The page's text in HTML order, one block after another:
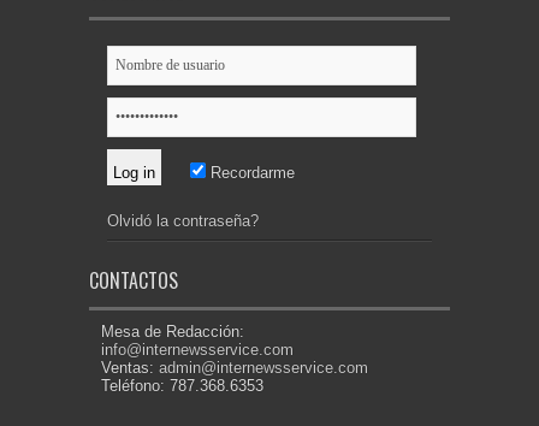
Recordarme
Olvidó la contraseña?
CONTACTOS
Mesa de Redacción:
info@internewsservice.com
Ventas: admin@internewsservice.com
Teléfono: 787.368.6353